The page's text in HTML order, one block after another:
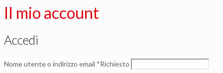
Il mio account
Accedi
Nome utente o indirizzo email *Richiesto